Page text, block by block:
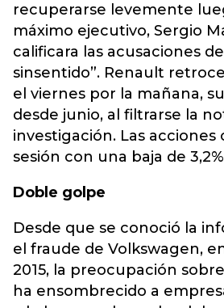
recuperarse levemente
máximo ejecutivo, Sergio
calificara las acusaciones
sinsentido”. Renault
el viernes por la mañana,
desde junio, al filtrarse la
investigación. Las acciones
sesión con una baja de
Doble golpe
Desde que se conoció la
el fraude de Volkswagen,
2015, la preocupación
ha ensombrecido a